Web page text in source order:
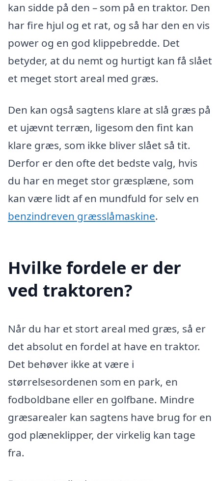
kan sidde på den – som på en traktor. Den
har fire hjul og et rat, og så har den en vis
power og en god klippebredde. Det
betyder, at du nemt og hurtigt kan få slået
et meget stort areal med græs.
Den kan også sagtens klare at slå græs på
et ujævnt terræn, ligesom den fint kan
klare græs, som ikke bliver slået så tit.
Derfor er den ofte det bedste valg, hvis
du har en meget stor græsplæne, som
kan være lidt af en mundfuld for selv en
benzindreven græsslåmaskine.
Hvilke fordele er der
ved traktoren?
Når du har et stort areal med græs, så er
det absolut en fordel at have en traktor.
Det behøver ikke at være i
størrelsesordenen som en park, en
fodboldbane eller en golfbane. Mindre
græsarealer kan sagtens have brug for en
god plæneklipper, der virkelig kan tage
fra.